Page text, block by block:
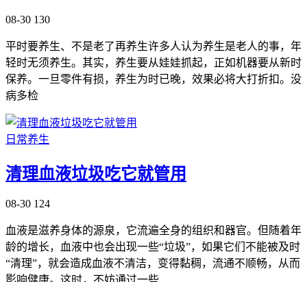
08-30 130
平时要养生、不是老了再养生许多人认为养生是老人的事，年
轻时无须养生。其实，养生要从娃娃抓起，正如机器要从新时
保养。一旦零件有损，养生为时已晚，效果必将大打折扣。没
病多检
日常养生
清理血液垃圾吃它就管用
08-30 124
血液是滋养身体的源泉，它流遍全身的组织和器官。但随着年
龄的增长，血液中也会出现一些“垃圾”，如果它们不能被及时
“清理”，就会造成血液不清洁，变得黏稠，流通不顺畅，从而
影响健康。这时，不妨通过一些